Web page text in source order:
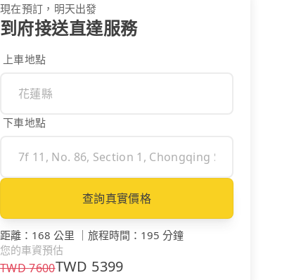
現在預訂，明天出發
到府接送直達服務
上車地點
下車地點
查詢真實價格
距離 ： 168 公里 ｜ 旅程時間 ： 195 分鐘
您的車資預估
TWD7600TWD 5399